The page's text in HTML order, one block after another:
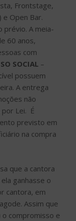
Frontstage,
Open Bar.
prévio. A meia-
60 anos,
com
SOCIAL –
possuem
A entrega
não
Lei. É
previsto em
na compra
que a cantora
ganhasse o
cantora, em
Assim que
o compromisso e